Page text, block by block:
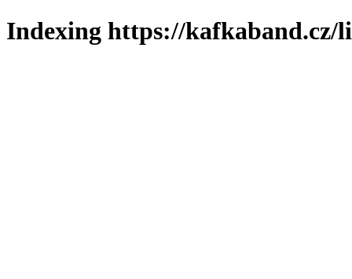
Indexing https://kafkaband.cz/